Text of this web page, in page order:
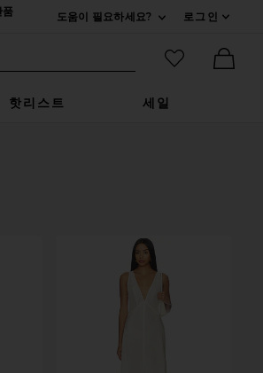
품
도움이 필요하세요?
로그인
검색하기
즐겨찾기 아
핫리스트 세일